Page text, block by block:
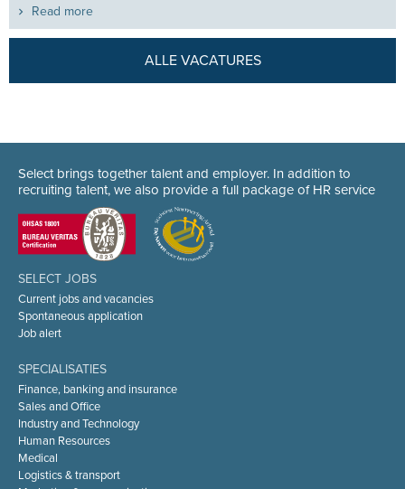
ALLE VACATURES
Select brings together talent and employer. In addition to
recruiting talent, we also provide a full package of HR service
SELECT JOBS
Current jobs and vacancies
Spontaneous application
Job alert
SPECIALISATIES
Finance, banking and insurance
Sales and Office
Industry and Technology
Human Resources
Medical
Logistics & transport